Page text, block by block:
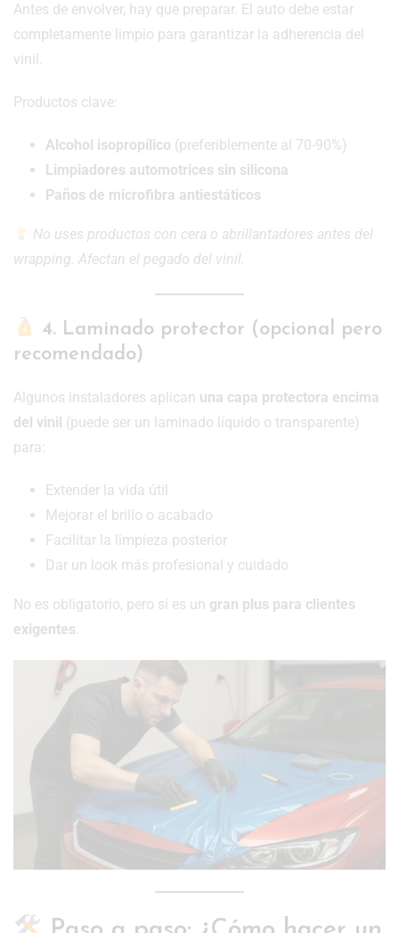
Antes de envolver, hay que preparar. El auto debe estar
completamente limpio para garantizar la adherencia del
vinil.
Productos clave:
Alcohol isopropílico (preferiblemente al 70-90%)
Limpiadores automotrices sin silicona
Paños de microfibra antiestáticos
No uses productos con cera o abrillantadores antes del
wrapping. Afectan el pegado del vinil.
4. Laminado protector (opcional pero
recomendado)
Algunos instaladores aplican una capa protectora encima
del vinil (puede ser un laminado líquido o transparente)
para:
Extender la vida útil
Mejorar el brillo o acabado
Facilitar la limpieza posterior
Dar un look más profesional y cuidado
No es obligatorio, pero sí es un gran plus para clientes
exigentes